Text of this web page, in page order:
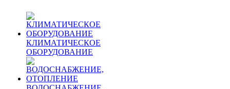
КЛИМАТИЧЕСКОЕ
ОБОРУДОВАНИЕ